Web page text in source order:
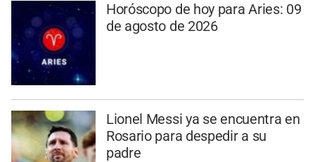
Horóscopo de hoy para Aries: 09
de agosto de 2026
Lionel Messi ya se encuentra en
Rosario para despedir a su
padre